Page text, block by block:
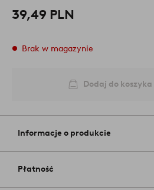
39,49 PLN
Brak w magazynie
Dodaj do koszyka
Informacje o produkcie
Płatność